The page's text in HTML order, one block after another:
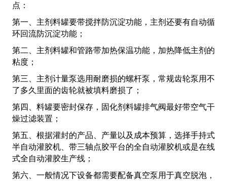
点：
第一、主剂料罐要带搅拌防沉淀功能，主剂还要有自动循
环回流防沉淀功能；
第二、主剂料罐和管路带加热保温功能，加热降低主剂的
粘度；
第三、主剂计量泵选用耐磨损的螺杆泵，常规齿轮泵用不
了多久里面的齿轮就被填料磨损了；
第四、料罐要密封保存，固化剂料罐排气阀最好带空气干
燥过滤装置；
第五、根据灌封的产品、产量以及成本预算，选择手持式
半自动灌胶机、带三轴点胶平台的全自动灌胶机或是在线
式全自动灌胶生产线；
第六、一般情况下设备都需要配备真空泵用于真空脱泡，